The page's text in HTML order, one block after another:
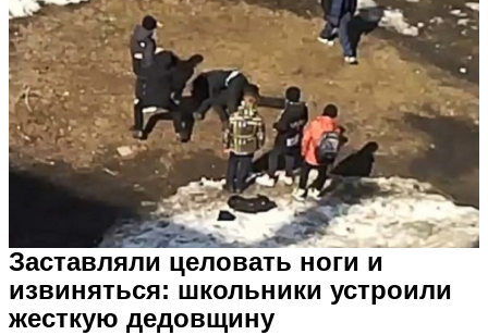
Заставляли целовать ноги и
извиняться: школьники устроили
жесткую дедовщину